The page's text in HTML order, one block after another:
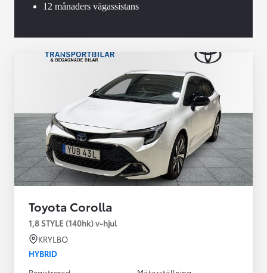
12 månaders vägassistans
Toyota Corolla
1,8 STYLE (140hk) v-hjul
KRYLBO
HYBRID